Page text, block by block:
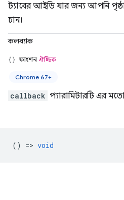
ট্যাবের আইডি যার জন্য আপনি
চান।
কলব্যাক
ফাংশনঐচ্ছিক
Chrome 67+
callback প্যারামিটারটি এর
() => void